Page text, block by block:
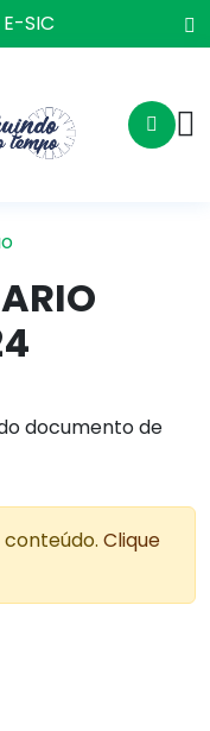
E-SIC
documento de
conteúdo. Clique